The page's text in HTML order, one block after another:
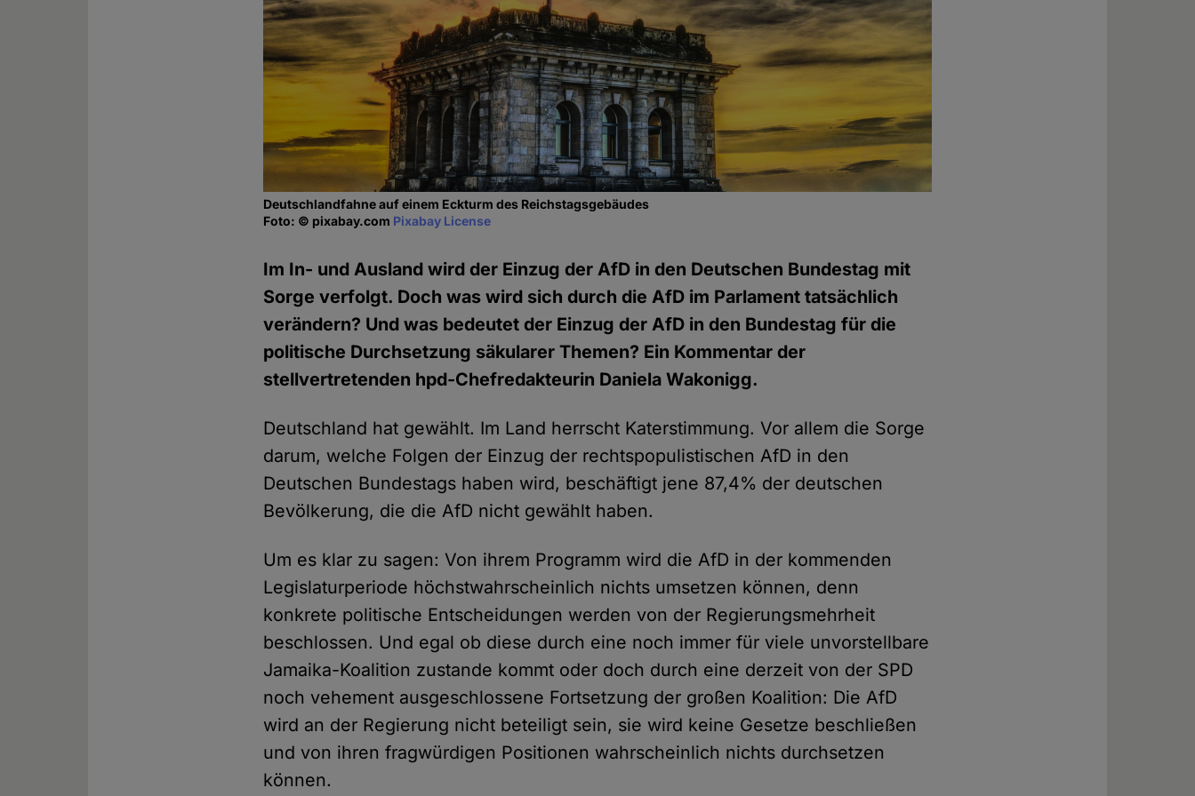
Deutschlandfahne auf einem Eckturm des Reichstagsgebäudes
Foto: © pixabay.com Pixabay License
Im In- und Ausland wird der Einzug der AfD in den Deutschen Bundestag mit
Sorge verfolgt. Doch was wird sich durch die AfD im Parlament tatsächlich
verändern? Und was bedeutet der Einzug der AfD in den Bundestag für die
politische Durchsetzung säkularer Themen? Ein Kommentar der
stellvertretenden hpd-Chefredakteurin Daniela Wakonigg.
Deutschland hat gewählt. Im Land herrscht Katerstimmung. Vor allem die Sorge
darum, welche Folgen der Einzug der rechtspopulistischen AfD in den
Deutschen Bundestags haben wird, beschäftigt jene 87,4% der deutschen
Bevölkerung, die die AfD nicht gewählt haben.
Um es klar zu sagen: Von ihrem Programm wird die AfD in der kommenden
Legislaturperiode höchstwahrscheinlich nichts umsetzen können, denn
konkrete politische Entscheidungen werden von der Regierungsmehrheit
beschlossen. Und egal ob diese durch eine noch immer für viele unvorstellbare
Jamaika-Koalition zustande kommt oder doch durch eine derzeit von der SPD
noch vehement ausgeschlossene Fortsetzung der großen Koalition: Die AfD
wird an der Regierung nicht beteiligt sein, sie wird keine Gesetze beschließen
und von ihren fragwürdigen Positionen wahrscheinlich nichts durchsetzen
können.